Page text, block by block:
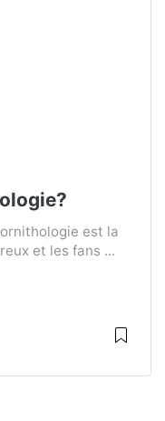
est la
et les fans ...